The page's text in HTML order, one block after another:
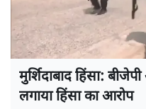
मुर्शिदाबाद हिंसा:
लगाया हिंसा का आरोप